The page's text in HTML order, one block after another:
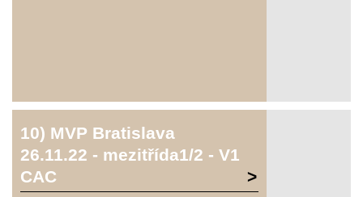
10) MVP Bratislava
26.11.22 - mezitřída1/2 - V1
CAC